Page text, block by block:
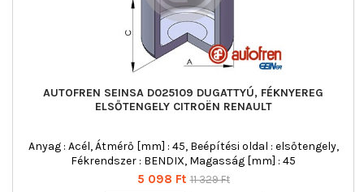
AUTOFREN SEINSA D025109 DUGATTYÚ, FÉKNYEREG
ELSŐTENGELY CITROËN RENAULT
Anyag : Acél, Átmérő [mm] : 45, Beépítési oldal : elsőtengely,
Fékrendszer : BENDIX, Magasság [mm] : 45
Ár
5 098 Ft Normál
11 329 Ft